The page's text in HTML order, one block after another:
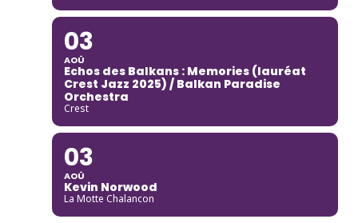
03
AOÛ
Echos des Balkans : Memories (lauréat
Crest Jazz 2025) / Balkan Paradise
Orchestra
Crest
03
AOÛ
Kevin Norwood
La Motte Chalancon